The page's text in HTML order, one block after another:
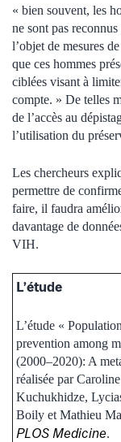
« bien souvent, les
ne sont pas
l’objet de mesures
que ces hommes
ciblées visant à
compte. » De telles
de l’accès au
l’utilisation du
Les chercheurs
permettre de
faire, il faudra
davantage de
VIH.
L’étude
L’étude «
prevention among
(2000–2020): A
réalisée par
Kuchukhidze,
Boily et Mathieu
PLOS Medicine.